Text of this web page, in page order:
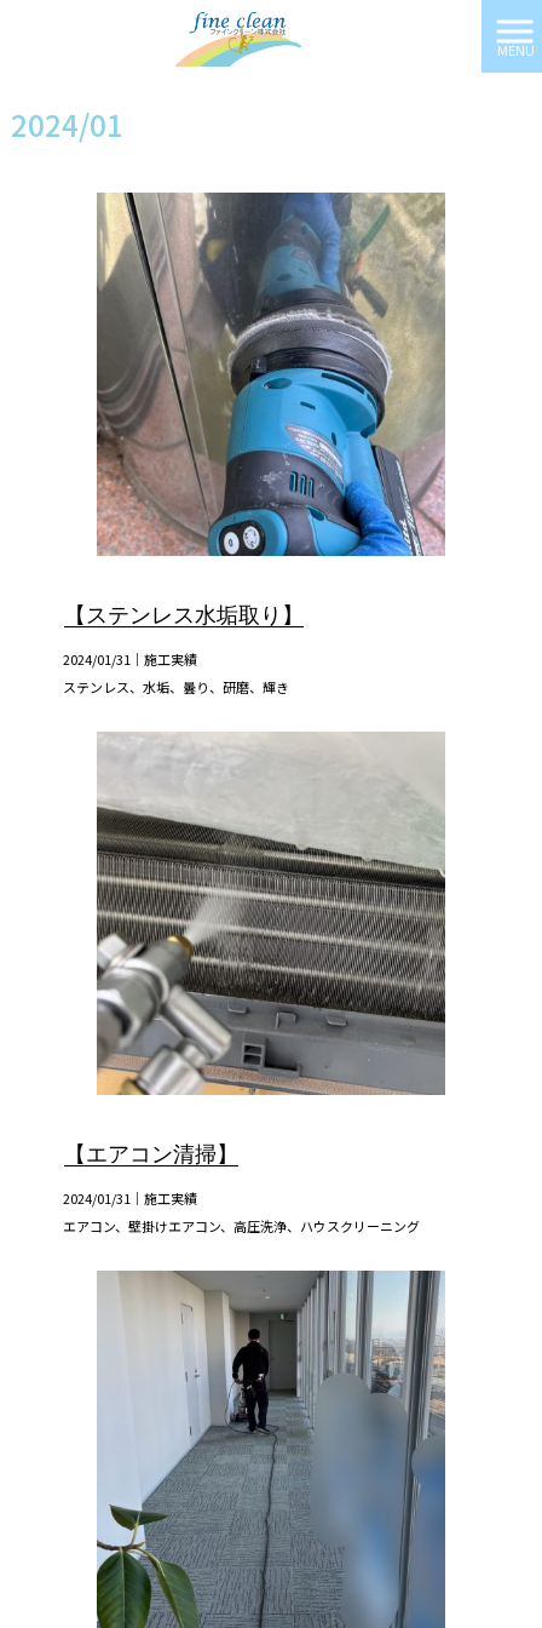
MENU
ファインクリーン株式会社 HOME >
2024/01
【ステンレス水垢取り】
2024/01/31｜施工実績
ステンレス、水垢、曇り、研磨、輝き
【エアコン清掃】
2024/01/31｜施工実績
エアコン、壁掛けエアコン、高圧洗浄、ハウスクリーニング